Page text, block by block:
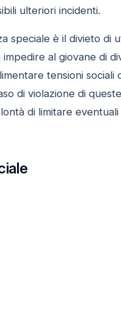
ulteriori incidenti.
speciale è il divieto di
al giovane di
tensioni
di violazione di
di limitare